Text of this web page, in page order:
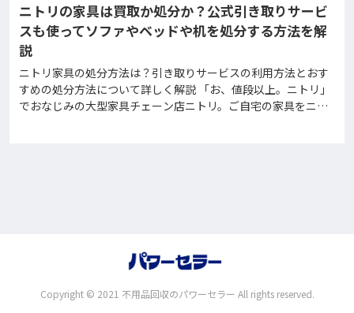
ニトリの家具は買取か処分か？公式引き取りサービ
スも使ってソファやベッドや机を処分する方法を解
説
ニトリ家具の処分方法は？引き取りサービスの利用方法とおす
すめの処分方法について詳しく解説 「お、値段以上。ニトリ」
でおなじみの大型家具チェーン店ニトリ。ご自宅の家具をニト
にはお勧めのサービスとなっています。 また、こちらはニトリ
製品以外の家具もお引き取りして
Copyright © 2021 不用品回収のパワーセラー All rights reserved.